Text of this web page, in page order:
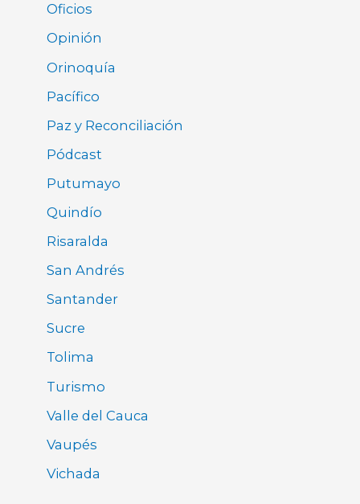
Oficios
Opinión
Orinoquía
Pacífico
Paz y Reconciliación
Pódcast
Putumayo
Quindío
Risaralda
San Andrés
Santander
Sucre
Tolima
Turismo
Valle del Cauca
Vaupés
Vichada